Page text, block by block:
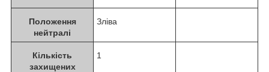
Положення
нейтралі
Зліва
Кількість
захищених
1